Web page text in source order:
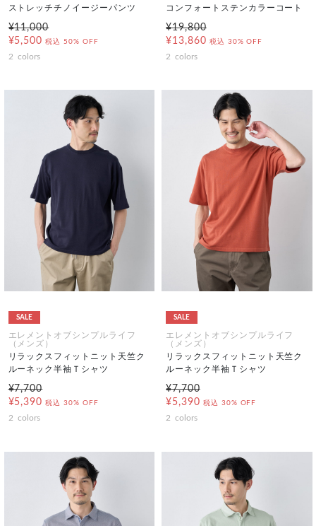
ストレッチチノイージーパンツ
¥11,000
¥5,500 税込 50% OFF
2 colors
コンフォートステンカラーコート
¥19,800
¥13,860 税込 30% OFF
2 colors
SALE
エレメントオブシンプルライフ
（メンズ）
リラックスフィットニット天竺ク
ルーネック半袖Ｔシャツ
¥7,700
¥5,390 税込 30% OFF
2 colors
SALE
エレメントオブシンプルライフ
（メンズ）
リラックスフィットニット天竺ク
ルーネック半袖Ｔシャツ
¥7,700
¥5,390 税込 30% OFF
2 colors